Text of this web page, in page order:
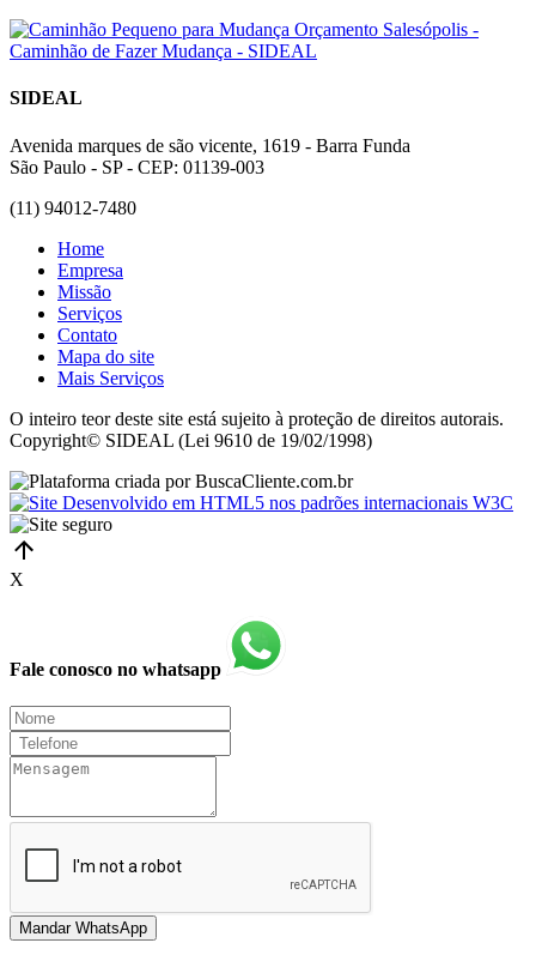
SIDEAL
Avenida marques de são vicente, 1619 - Barra Funda
São Paulo - SP - CEP: 01139-003
(11) 94012-7480
Home
Empresa
Missão
Serviços
Contato
Mapa do site
Mais Serviços
O inteiro teor deste site está sujeito à proteção de direitos autorais.
Copyright© SIDEAL (Lei 9610 de 19/02/1998)
X
Fale conosco no whatsapp
Mandar WhatsApp